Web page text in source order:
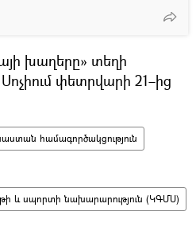
խաղերը» տեղի
փետրվարի 21–ից
համագործակցություն
և սպորտի նախարարություն (ԿԳՄՍ)